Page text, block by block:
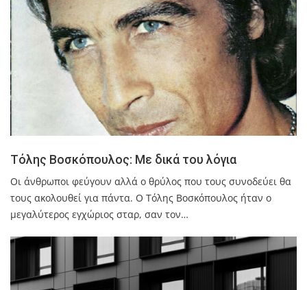
Τόλης Βοσκόπουλος: Με δικά του λόγια
Οι άνθρωποι φεύγουν αλλά ο θρύλος που τους συνοδεύει θα
τους ακολουθεί για πάντα. Ο Τόλης Βοσκόπουλος ήταν ο
μεγαλύτερος εγχώριος σταρ, σαν τον…